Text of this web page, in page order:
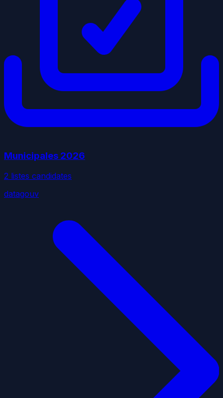
Municipales 2026
2 listes candidates
datagouv